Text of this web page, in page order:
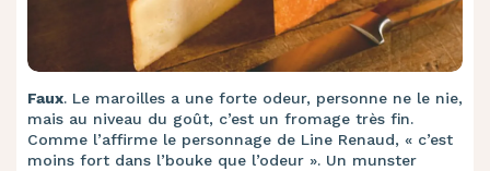
Faux. Le maroilles a une forte odeur, personne ne le nie,
mais au niveau du goût, c’est un fromage très fin.
Comme l’affirme le personnage de Line Renaud, « c’est
moins fort dans l’bouke que l’odeur ». Un munster